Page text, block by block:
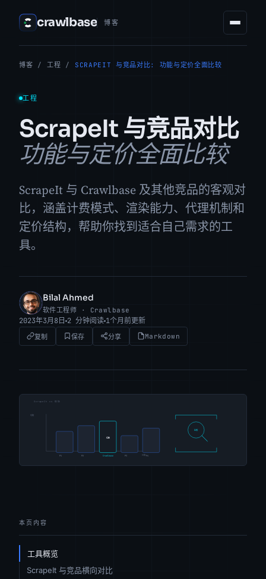
crawlbase 博客
博客 / 工程 / SCRAPEIT 与竞品对比: 功能与定价全面比较
工程
ScrapeIt 与竞品对比
功能与定价全面比较
ScrapeIt 与 Crawlbase 及其他竞品的客观对
比，涵盖计费模式、渲染能力、代理机制和
定价结构，帮助你找到适合自己需求的工
具。
BA
Bilal Ahmed
软件工程师 · Crawlbase
2023年3月8日 2 分钟阅读 1个月前更新
复制 保存 分享 Markdown
本页内容
工具概览
ScrapeIt 与竞品横向对比